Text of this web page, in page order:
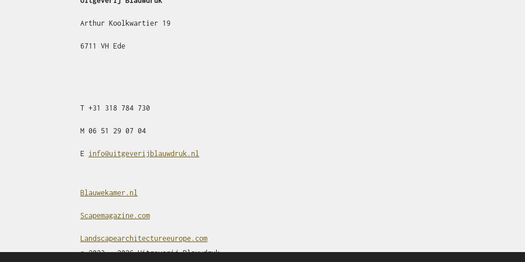
Arthur Koolkwartier 19
6711 VH Ede
T +31 318 784 730
M 06 51 29 07 04
E info@uitgeverijblauwdruk.nl
Blauwekamer.nl
Scapemagazine.com
Landscapearchitectureeurope.com
© 2023 - 2026 Uitgeverij Blauwdruk